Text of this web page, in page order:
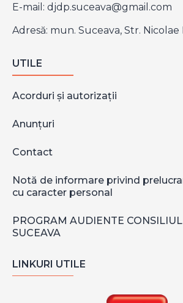
E-mail: djdp.suceava@gmail.com
Adresă: mun. Suceava, Str. Nicolae
UTILE
Acorduri și autorizații
Anunțuri
Contact
Notă de informare privind
cu caracter personal
PROGRAM AUDIENTE
SUCEAVA
LINKURI UTILE